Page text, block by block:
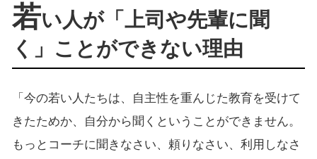
若い人が「上司や先輩に聞
く」ことができない理由
「今の若い人たちは、自主性を重んじた教育を受けて
きたためか、自分から聞くということができません。
もっとコーチに聞きなさい、頼りなさい、利用しなさ